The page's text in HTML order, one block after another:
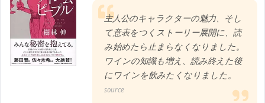
主人公のキャラクターの魅力、そし
て意表をつくストーリー展開に、読
み始めたら止まらなくなりました。
ワインの知識も増え、読み終えた後
にワインを飲みたくなりました。
source